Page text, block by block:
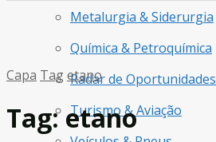
Metalurgia & Siderurgia
Química & Petroquímica
Radar de Oportunidades
Turismo & Aviação
Capa Tagetano
Tag:etano